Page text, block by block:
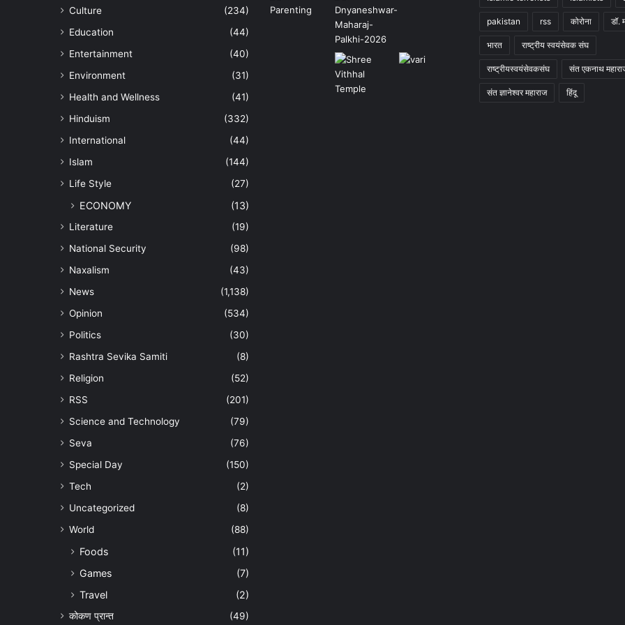
Culture
(234)
Education
(44)
Entertainment
(40)
Environment
(31)
Health and Wellness
(41)
Hinduism
(332)
International
(44)
Islam
(144)
Life Style
(27)
ECONOMY (13)
Literature
(19)
National Security
(98)
Naxalism
(43)
News
(1,138)
Opinion
(534)
Politics
(30)
Rashtra Sevika Samiti
(8)
Religion
(52)
RSS
(201)
Science and Technology
(79)
Seva
(76)
Special Day
(150)
Tech
(2)
Uncategorized
(8)
World
(88)
Foods
(11)
Games
(7)
Travel
(2)
कोकण प्रान्त (49)
pakistan rss कोरोना डॉ.
भारत राष्ट्रीय स्वयंसेवक संघ
राष्ट्रीयस्वयंसेवकसंघ संत एकनाथ
संत ज्ञानेश्वर महाराज हिंदू